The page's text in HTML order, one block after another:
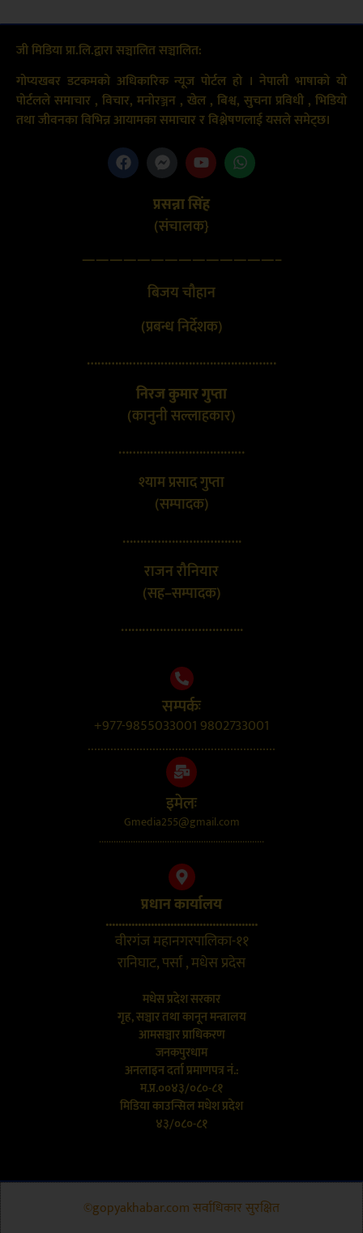
जी मिडिया प्रा.लि.द्वारा सञ्चालित सञ्चालित:
गोप्यखबर डटकमको अधिकारिक न्यूज पोर्टल हो । नेपाली भाषाको यो
पोर्टलले समाचार , विचार, मनोरञ्जन , खेल , बिश्व, सुचना प्रविधी , भिडियो
तथा जीवनका विभिन्न आयामका समाचार र विश्लेषणलाई यसले समेट्छ।
प्रसन्ना सिंह
(संचालक}
——————————————–
बिजय चौहान
(प्रबन्ध निर्देशक)
………………………………………………
निरज कुमार गुप्ता
(कानुनी सल्लाहकार)
………………………………
श्याम प्रसाद गुप्ता
(सम्पादक)
…………………………….
राजन रौनियार
(सह–सम्पादक)
……………………………..
सम्पर्कः
+977-9855033001 9802733001
..........................................................
इमेलः
Gmedia255@gmail.com
....................................................................
प्रधान कार्यालय
...............................................
वीरगंज महानगरपालिका-११
रानिघाट, पर्सा , मधेस प्रदेस
मधेस प्रदेश सरकार
गृह, सञ्चार तथा कानून मन्त्रालय
आमसञ्चार प्राधिकरण
जनकपुरधाम
अनलाइन दर्ता प्रमाणपत्र नं.:
म.प्र.००४३/०८०-८१
मिडिया काउन्सिल मधेश प्रदेश
४३/०८०-८१
©gopyakhabar.com सर्वाधिकार सुरक्षित